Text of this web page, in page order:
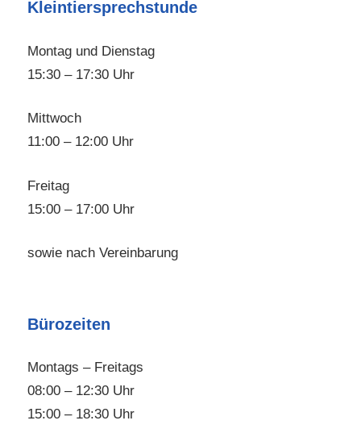
Kleintiersprechstunde
Montag und Dienstag
15:30 – 17:30 Uhr
Mittwoch
11:00 – 12:00 Uhr
Freitag
15:00 – 17:00 Uhr
sowie nach Vereinbarung
Bürozeiten
Montags – Freitags
08:00 – 12:30 Uhr
15:00 – 18:30 Uhr